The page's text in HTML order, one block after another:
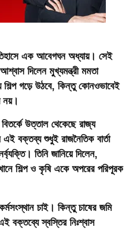
এক আবেগঘন অধ্যায়। সেই
আশ্বাস দিলেন মুখ্যমন্ত্রী মমতা
শিল্প গড়ে উঠবে, কিন্তু কোনওভাবেই
নয়।
উত্তাল থেকেছে রাজ্য
এই বক্তব্য শুধুই রাজনৈতিক বার্তা
তিনি জানিয়ে দিলেন,
শিল্প ও কৃষি একে অপরের পরিপূরক
চাই। কিন্তু চাষের জমি
স্বস্তির নিঃশ্বাস